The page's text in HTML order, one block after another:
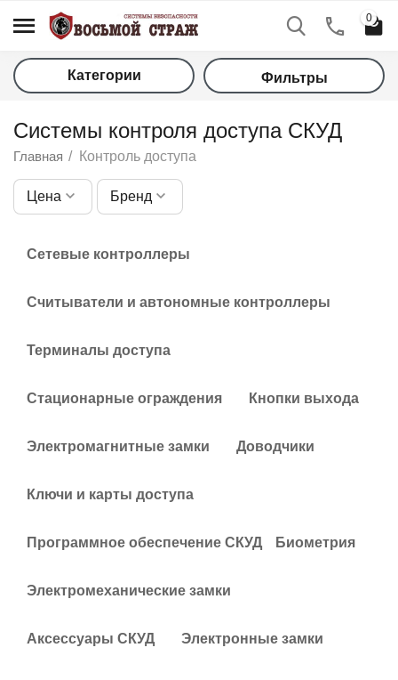
0
Категории Фильтры
Системы контроля доступа СКУД
Главная / Контроль доступа
Цена Бренд
Сетевые контроллеры
Считыватели и автономные контроллеры
Терминалы доступа
Стационарные ограждения Кнопки выхода
Электромагнитные замки Доводчики
Ключи и карты доступа
Программное обеспечение СКУД Биометрия
Электромеханические замки
Аксессуары СКУД Электронные замки